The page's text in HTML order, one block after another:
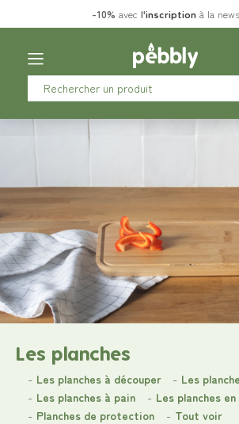
Les planches
Les planches à découper
Les
Les planches à pain
Les planches
Planches de protection
Tout voir
-10% avec l'inscription à la